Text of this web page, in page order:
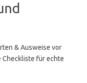
& Ausweise vor
Checkliste für echte